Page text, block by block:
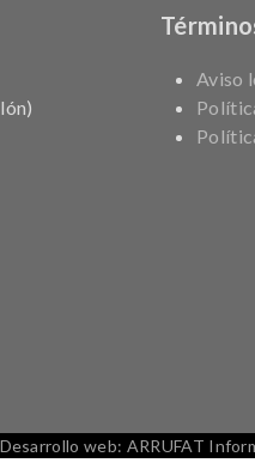
Aviso
Desarrollo web: ARRUFAT